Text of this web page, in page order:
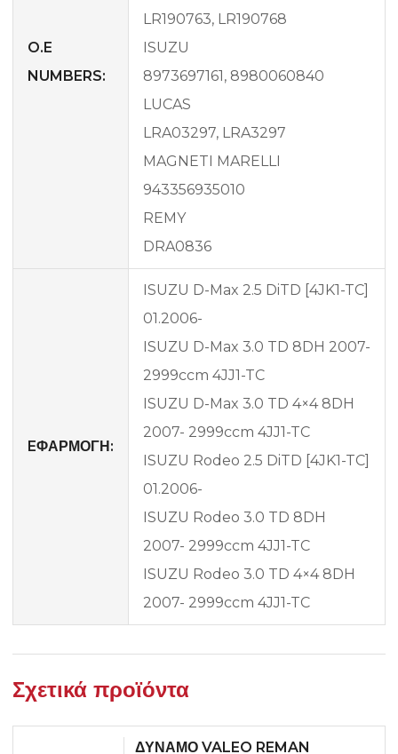
O.E
NUMBERS:
LR190763, LR190768
ISUZU
8973697161, 8980060840
LUCAS
LRA03297, LRA3297
MAGNETI MARELLI
943356935010
REMY
DRA0836
EΦΑΡΜΟΓΗ:
ISUZU D-Max 2.5 DiTD [4JK1-TC]
01.2006-
ISUZU D-Max 3.0 TD 8DH 2007-
2999ccm 4JJ1-TC
ISUZU D-Max 3.0 TD 4×4 8DH
2007- 2999ccm 4JJ1-TC
ISUZU Rodeo 2.5 DiTD [4JK1-TC]
01.2006-
ISUZU Rodeo 3.0 TD 8DH
2007- 2999ccm 4JJ1-TC
ISUZU Rodeo 3.0 TD 4×4 8DH
2007- 2999ccm 4JJ1-TC
Σχετικά προϊόντα
ΔΥΝΑΜΟ VALEO REMAN